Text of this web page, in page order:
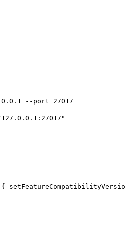
--port 27017
127.0.0.1:27017"
{